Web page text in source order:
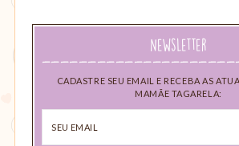
Newsletter
CADASTRE SEU EMAIL E RECEBA AS
MAMÃE TAGARELA:
email